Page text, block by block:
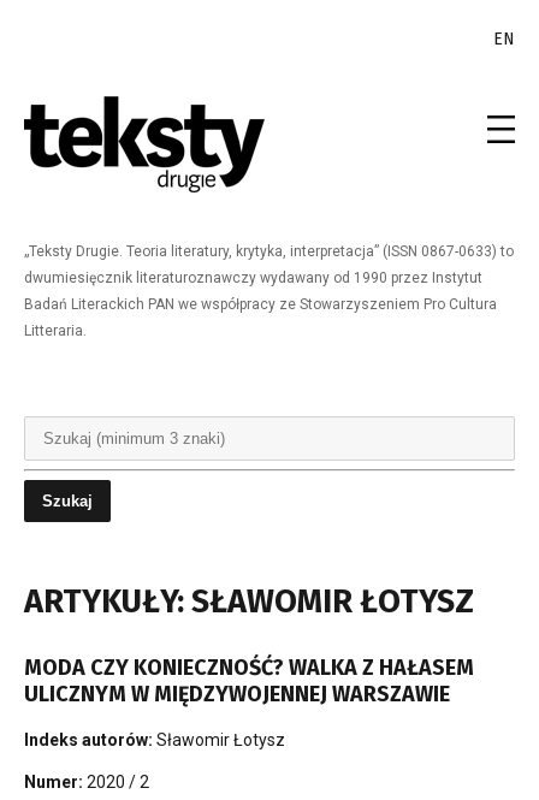
EN
„Teksty Drugie. Teoria literatury, krytyka, interpretacja” (ISSN 0867-0633) to
dwumiesięcznik literaturoznawczy wydawany od 1990 przez Instytut
Badań Literackich PAN we współpracy ze Stowarzyszeniem Pro Cultura
Litteraria.
ARTYKUŁY: SŁAWOMIR ŁOTYSZ
MODA CZY KONIECZNOŚĆ? WALKA Z HAŁASEM
ULICZNYM W MIĘDZYWOJENNEJ WARSZAWIE
Indeks autorów: Sławomir Łotysz
Numer: 2020 / 2